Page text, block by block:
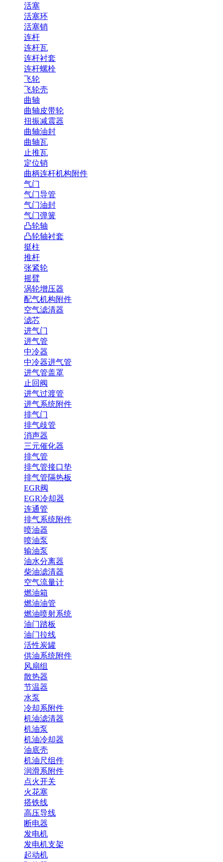
活塞
活塞环
活塞销
连杆
连杆瓦
连杆衬套
连杆螺栓
飞轮
飞轮壳
曲轴
曲轴皮带轮
扭振减震器
曲轴油封
曲轴瓦
止推瓦
定位销
曲柄连杆机构附件
气门
气门导管
气门油封
气门弹簧
凸轮轴
凸轮轴衬套
挺柱
推杆
张紧轮
摇臂
涡轮增压器
配气机构附件
空气滤清器
滤芯
进气门
进气管
中冷器
中冷器进气管
进气管盖罩
止回阀
进气过渡管
进气系统附件
排气门
排气歧管
消声器
三元催化器
排气管
排气管接口垫
排气管隔热板
EGR阀
EGR冷却器
连通管
排气系统附件
喷油器
喷油泵
输油泵
油水分离器
柴油滤清器
空气流量计
燃油箱
燃油油管
燃油喷射系统
油门踏板
油门拉线
活性炭罐
供油系统附件
风扇组
散热器
节温器
水泵
冷却系附件
机油滤清器
机油泵
机油冷却器
油底壳
机油尺组件
润滑系附件
点火开关
火花塞
搭铁线
高压导线
断电器
发电机
发电机支架
起动机